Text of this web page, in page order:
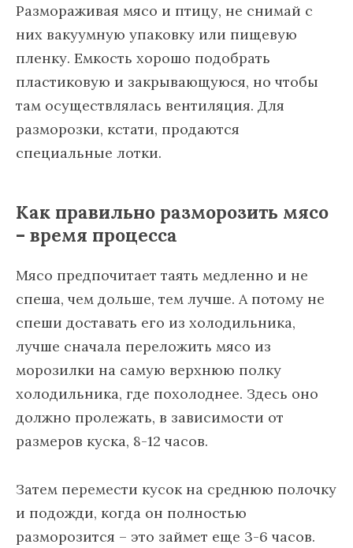
Размораживая мясо и птицу, не снимай с
них вакуумную упаковку или пищевую
пленку. Емкость хорошо подобрать
пластиковую и закрывающуюся, но чтобы
там осуществлялась вентиляция. Для
разморозки, кстати, продаются
специальные лотки.
Как правильно разморозить мясо
– время процесса
Мясо предпочитает таять медленно и не
спеша, чем дольше, тем лучше. А потому не
спеши доставать его из холодильника,
лучше сначала переложить мясо из
морозилки на самую верхнюю полку
холодильника, где похолоднее. Здесь оно
должно пролежать, в зависимости от
размеров куска, 8-12 часов.
Затем перемести кусок на среднюю полочку
и подожди, когда он полностью
разморозится – это займет еще 3-6 часов.